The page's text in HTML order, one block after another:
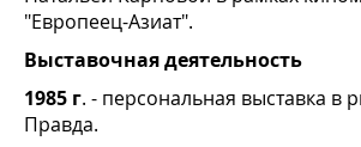
"Европеец-Азиат".
Выставочная деятельность
1985 г. - персональная выставка в
Правда.